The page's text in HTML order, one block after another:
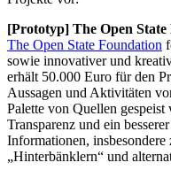
[Prototyp] The Open
The Open State Foundation
sowie innovativer und
erhält 50.000 Euro für den
Aussagen und Aktivitäten
Palette von Quellen
Transparenz und ein
Informationen,
„Hinterbänklern“ und